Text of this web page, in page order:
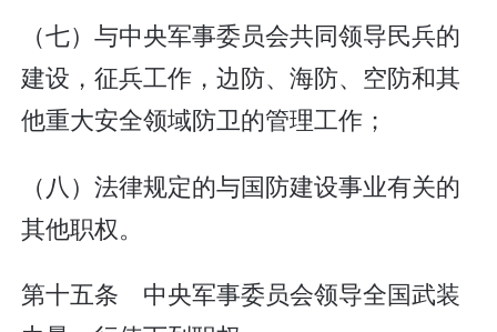
（七）与中央军事委员会共同领导民兵的
建设，征兵工作，边防、海防、空防和其
他重大安全领域防卫的管理工作；
（八）法律规定的与国防建设事业有关的
其他职权。
第十五条 中央军事委员会领导全国武装